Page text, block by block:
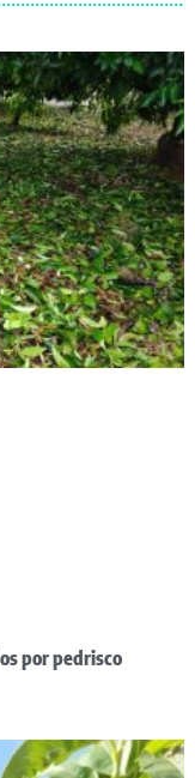
por pedrisco